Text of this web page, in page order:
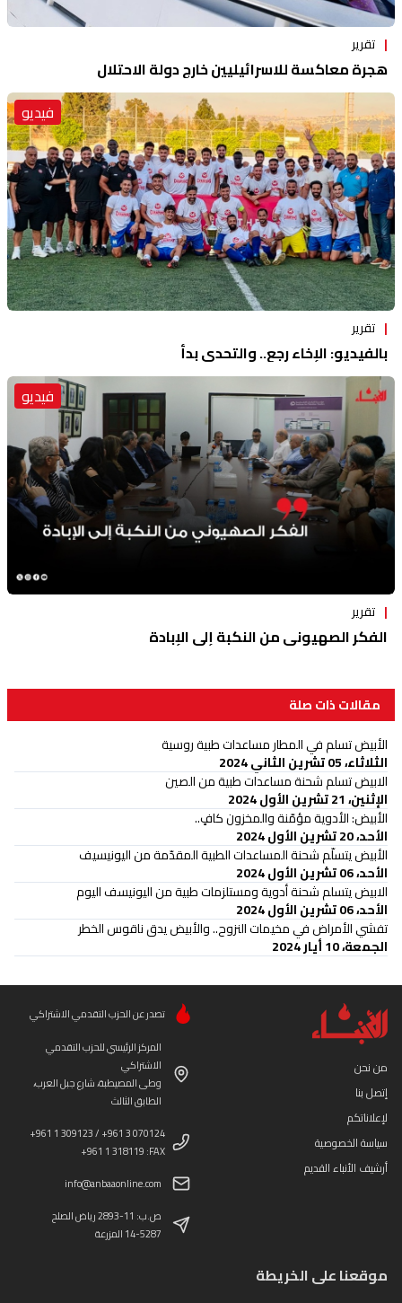
تقرير
هجرة معاكسة للاسرائيليين خارج دولة الاحتلال
فيديو
تقرير
بالفيديو: الإخاء رجع.. والتحدي بدأ
فيديو
تقرير
الفكر الصهيوني من النكبة إلى الإبادة
مقالات ذات صلة
الأبيض تسلم في المطار مساعدات طبية روسية
الثلاثاء، 05 تشرين الثاني 2024
الابيض تسلم شحنة مساعدات طبية من الصين
الإثنين، 21 تشرين الأول 2024
الأبيض: الأدوية مؤمّنة والمخزون كافٍ..
الأحد، 20 تشرين الأول 2024
الأبيض يتسلّم شحنة المساعدات الطبية المقدّمة من اليونيسيف
الأحد، 06 تشرين الأول 2024
الابيض يتسلم شحنة أدوية ومستلزمات طبية من اليونيسف اليوم
الأحد، 06 تشرين الأول 2024
تفشي الأمراض في مخيمات النزوح.. والأبيض يدق ناقوس الخطر
الجمعة، 10 أيار 2024
من نحن
إتصل بنا
لإعلاناتكم
سياسة الخصوصية
أرشيف الأنباء القديم
تصدر عن الحزب التقدمي الاشتراكي
المركز الرئيسي للحزب التقدمي
الاشتراكي
وطى المصيطبة، شارع جبل العرب،
الطابق الثالث
+961 1 309123 / +961 3 070124
+961 1 318119 :FAX
info@anbaaonline.com
ص.ب: 11-2893 رياض الصلح
14-5287 المزرعة
موقعنا على الخريطة